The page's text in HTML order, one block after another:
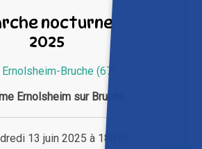
nocturne
2025
Ernolsheim-Bruche (67)
Ernolsheim sur Bruche
13 juin 2025 à 18h30